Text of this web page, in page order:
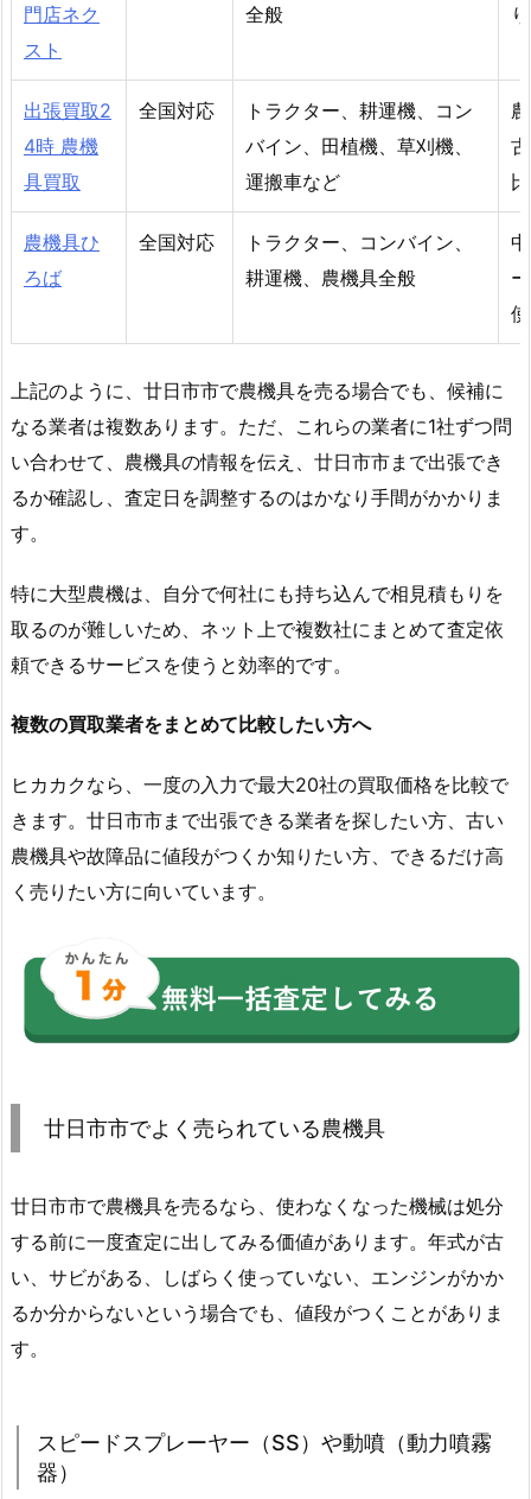
門店ネク
スト
全般
出張買取2
4時 農機
具買取
全国対応
トラクター、耕運機、コン
バイン、田植機、草刈機、
運搬車など
農機具ひ
ろば
全国対応
トラクター、コンバイン、
耕運機、農機具全般
上記のように、廿日市市で農機具を売る場合でも、候補に
なる業者は複数あります。ただ、これらの業者に1社ずつ問
い合わせて、農機具の情報を伝え、廿日市市まで出張でき
るか確認し、査定日を調整するのはかなり手間がかかりま
す。
特に大型農機は、自分で何社にも持ち込んで相見積もりを
取るのが難しいため、ネット上で複数社にまとめて査定依
頼できるサービスを使うと効率的です。
複数の買取業者をまとめて比較したい方へ
ヒカカクなら、一度の入力で最大20社の買取価格を比較で
きます。廿日市市まで出張できる業者を探したい方、古い
農機具や故障品に値段がつくか知りたい方、できるだけ高
く売りたい方に向いています。
廿日市市でよく売られている農機具
廿日市市で農機具を売るなら、使わなくなった機械は処分
する前に一度査定に出してみる価値があります。年式が古
い、サビがある、しばらく使っていない、エンジンがかか
るか分からないという場合でも、値段がつくことがありま
す。
スピードスプレーヤー（SS）や動噴（動力噴霧
器）